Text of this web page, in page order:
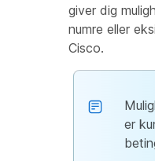
giver dig
numre eller
Cisco.
er